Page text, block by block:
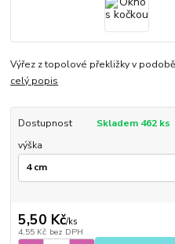
Výřez z topolové překližky v
celý popis
Dostupnost
Skladem 462 ks
výška
5,50 Kč/ks
4,55 Kč bez DPH